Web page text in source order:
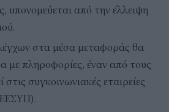
υπονομεύεται από την έλλειψη
στα μέσα μεταφοράς θα
με πληροφορίες, έναν από τους
συγκοινωνιακές εταιρείες